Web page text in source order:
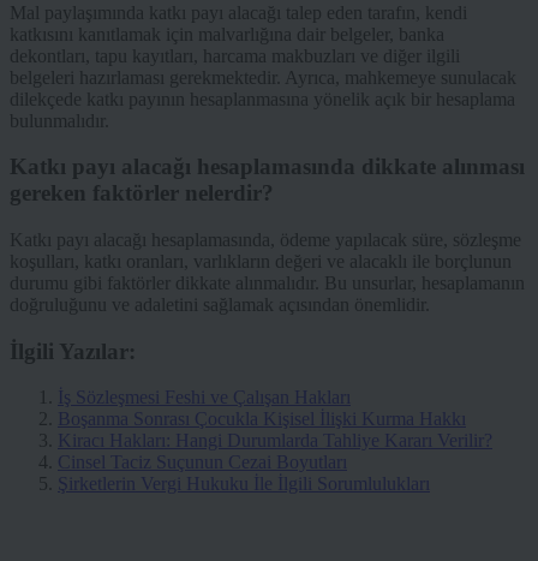
Mal paylaşımında katkı payı alacağı talep eden tarafın, kendi
katkısını kanıtlamak için malvarlığına dair belgeler, banka
dekontları, tapu kayıtları, harcama makbuzları ve diğer ilgili
belgeleri hazırlaması gerekmektedir. Ayrıca, mahkemeye sunulacak
dilekçede katkı payının hesaplanmasına yönelik açık bir hesaplama
bulunmalıdır.
Katkı payı alacağı hesaplamasında dikkate alınması
gereken faktörler nelerdir?
Katkı payı alacağı hesaplamasında, ödeme yapılacak süre, sözleşme
koşulları, katkı oranları, varlıkların değeri ve alacaklı ile borçlunun
durumu gibi faktörler dikkate alınmalıdır. Bu unsurlar, hesaplamanın
doğruluğunu ve adaletini sağlamak açısından önemlidir.
İlgili Yazılar:
İş Sözleşmesi Feshi ve Çalışan Hakları
Boşanma Sonrası Çocukla Kişisel İlişki Kurma Hakkı
Kiracı Hakları: Hangi Durumlarda Tahliye Kararı Verilir?
Cinsel Taciz Suçunun Cezai Boyutları
Şirketlerin Vergi Hukuku İle İlgili Sorumlulukları